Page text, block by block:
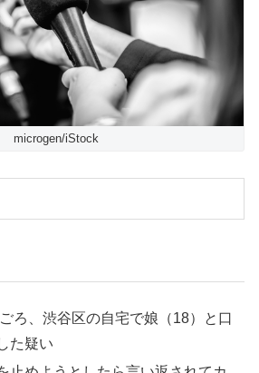
microgen/iStock
ろ、渋谷区の自宅で娘（18）と口
た疑い